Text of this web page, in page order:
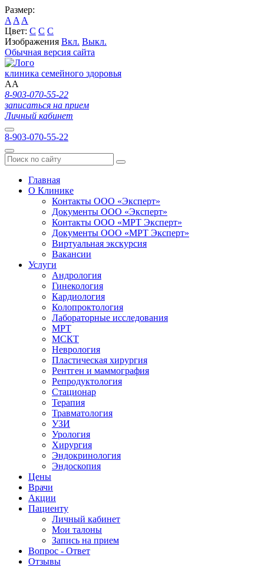
Размер:
A A A
Цвет: C C C
Изображения Вкл. Выкл.
Обычная версия сайта
клиника семейного здоровья
AA
8-903-070-55-22
записаться на прием
Личный кабинет
8-903-070-55-22
Главная
О Клинике
Контакты ООО «Эксперт»
Документы ООО «Эксперт»
Контакты ООО «МРТ Эксперт»
Документы ООО «МРТ Эксперт»
Виртуальная экскурсия
Вакансии
Услуги
Андрология
Гинекология
Кардиология
Колопроктология
Лабораторные исследования
МРТ
МСКТ
Неврология
Пластическая хирургия
Рентген и маммография
Репродуктология
Стационар
Терапия
Травматология
УЗИ
Урология
Хирургия
Эндокринология
Эндоскопия
Цены
Врачи
Акции
Пациенту
Личный кабинет
Мои талоны
Запись на прием
Вопрос - Ответ
Отзывы